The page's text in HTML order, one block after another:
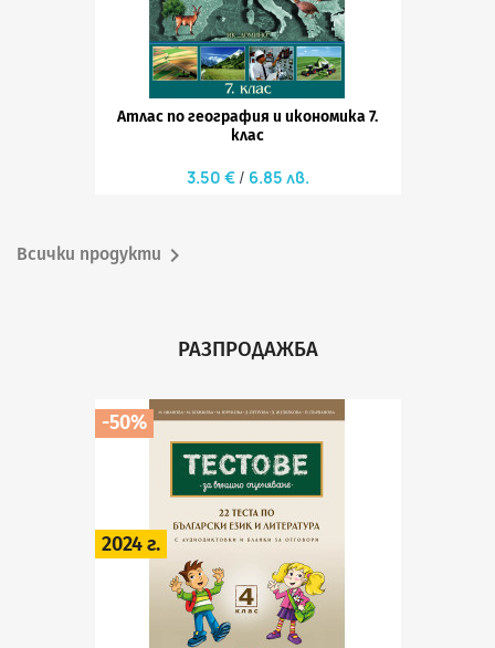
Атлас по география и икономика 7.
клас
3.50 € 6.85 лв.
Всички продукти 
РАЗПРОДАЖБА
-50%
2024 г.